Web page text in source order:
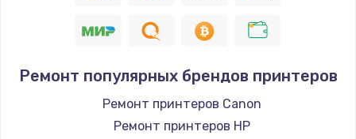
Ремонт популярных брендов принтеров
Ремонт принтеров Canon
Ремонт принтеров HP